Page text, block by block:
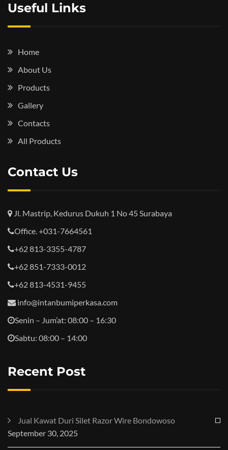
Useful Links
Home
About Us
Products
Gallery
Contacts
All Products
Contact Us
Jl. Mastrip, Kedurus Dukuh 1 No 45 Surabaya
Office. +031-7664561
+62 813-3355-4787
+62 851-7333-0012
+62 813-4531-9455
info@intanbumiperkasa.com
Senin – Jum’at: 08:00 – 16:30
Sabtu: 08:00 – 14:00
Recent Post
Jual Kawat Duri Silet Razor Wire Bondowoso
September 30, 2025